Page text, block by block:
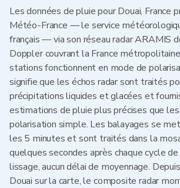
Les données de pluie pour Douai, France
Météo-France — le service
français — via son réseau radar ARAMIS
Doppler couvrant la France
stations fonctionnent en mode de
signifie que les échos radar sont traités
précipitations liquides et glacées et
estimations de pluie plus précises que
polarisation simple. Les balayages se
les 5 minutes et sont traités dans la
quelques secondes après chaque cycle
lissage, aucun délai de moyennage.
Douai sur la carte, le composite radar